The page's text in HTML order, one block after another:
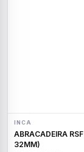
INCA
ABRACADEIRA RSF 7- (22 X
32MM)